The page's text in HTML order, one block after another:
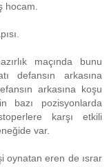
hocam.
maçında bunu
defansın arkasına
arkasına koşu
bazı pozisyonlarda
karşı etkili
var.
oynatan eren de ısrar